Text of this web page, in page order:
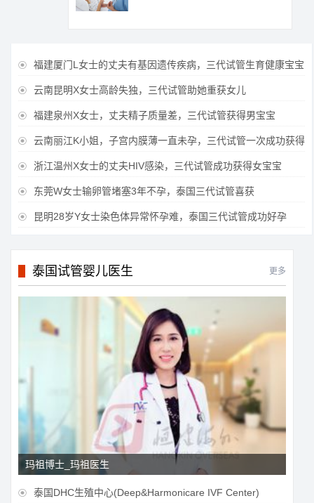
 福建厦门L女士的丈夫有基因遗传疾病，三代试管生育健康宝宝
 云南昆明X女士高龄失独，三代试管助她重获女儿
 福建泉州X女士，丈夫精子质量差，三代试管获得男宝宝
 云南丽江K小姐，子宫内膜薄一直未孕，三代试管一次成功获得
 浙江温州X女士的丈夫HIV感染，三代试管成功获得女宝宝
 东莞W女士输卵管堵塞3年不孕，泰国三代试管喜获
 昆明28岁Y女士染色体异常怀孕难，泰国三代试管成功好孕
泰国试管婴儿医生 更多
玛祖博士_玛祖医生
 泰国DHC生殖中心(Deep&Harmonicare IVF Center)